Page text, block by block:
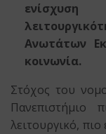
Ανωτάτων
κοινωνία.
Στόχος του
Πανεπιστήμιο
λειτουργικό,